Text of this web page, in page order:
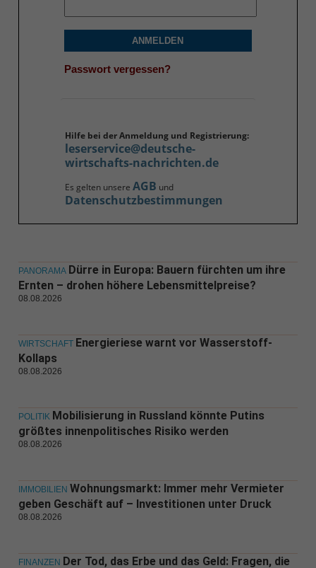
ANMELDEN
Passwort vergessen?
Hilfe bei der Anmeldung und Registrierung:
leserservice@deutsche-
wirtschafts-nachrichten.de
Es gelten unsere AGB und
Datenschutzbestimmungen
PANORAMA Dürre in Europa: Bauern fürchten um ihre
Ernten – drohen höhere Lebensmittelpreise?
08.08.2026
WIRTSCHAFT Energieriese warnt vor Wasserstoff-
Kollaps
08.08.2026
POLITIK Mobilisierung in Russland könnte Putins
größtes innenpolitisches Risiko werden
08.08.2026
IMMOBILIEN Wohnungsmarkt: Immer mehr Vermieter
geben Geschäft auf – Investitionen unter Druck
08.08.2026
FINANZEN Der Tod, das Erbe und das Geld: Fragen, die